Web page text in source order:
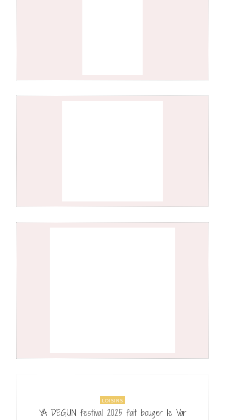
LOISIRS
YA DEGUN festival 2025 fait bouger le Var